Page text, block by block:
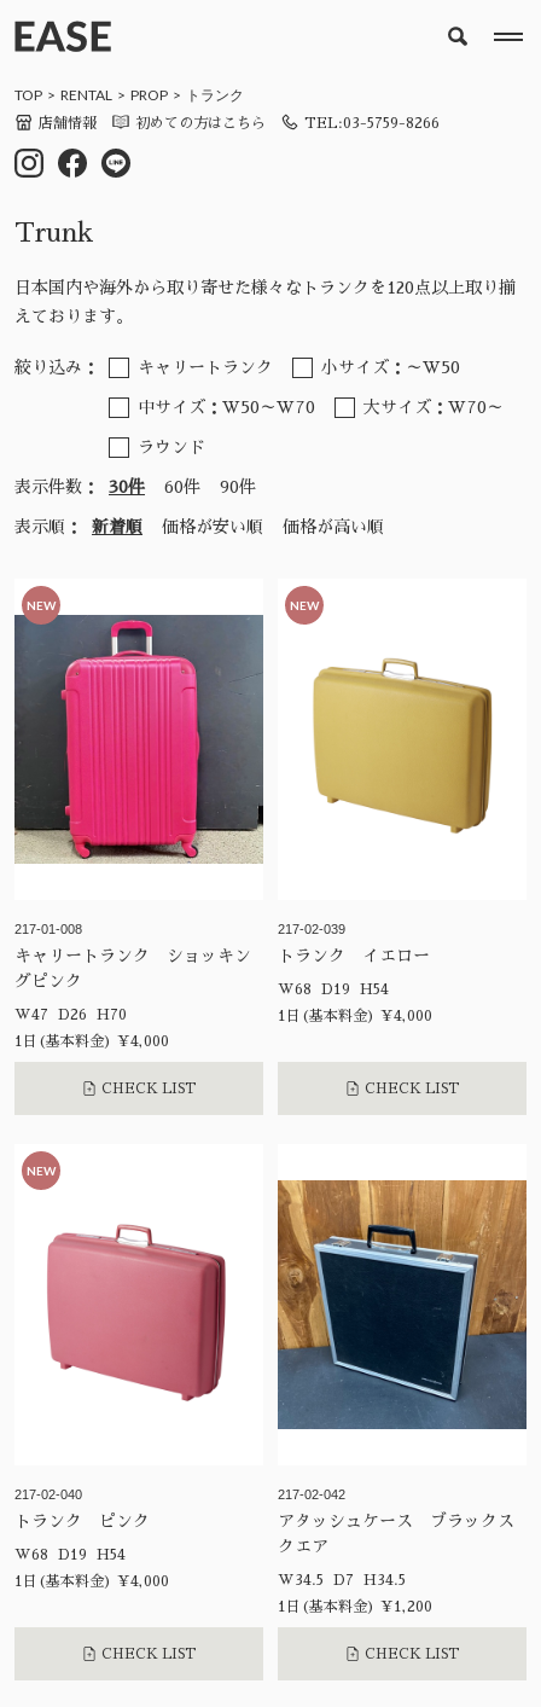
TOP RENTAL PROP トランク
店舗情報 初めての方はこちら TEL:03-5759-8266
Trunk
日本国内や海外から取り寄せた様々なトランクを120点以上取り揃
えております。
絞り込み： キャリートランク 小サイズ：～W50
中サイズ：W50～W70 大サイズ：W70～
ラウンド
表示件数： 30件 60件 90件
表示順： 新着順 価格が安い順 価格が高い順
NEW
217-01-008
キャリートランク ショッキン
グピンク
W47 D26 H70
1日(基本料金) ¥4,000
CHECK LIST
NEW
217-02-039
トランク イエロー
W68 D19 H54
1日(基本料金) ¥4,000
CHECK LIST
NEW
217-02-040
トランク ピンク
W68 D19 H54
1日(基本料金) ¥4,000
CHECK LIST
217-02-042
アタッシュケース ブラックス
クエア
W34.5 D7 H34.5
1日(基本料金) ¥1,200
CHECK LIST